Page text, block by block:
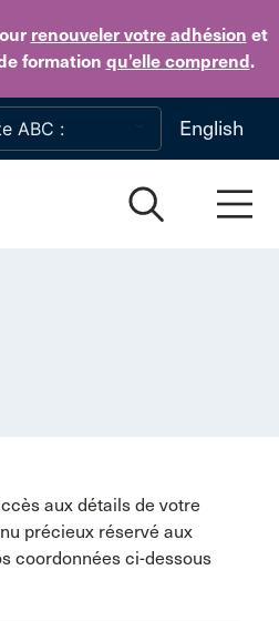
renouveler votre adhésion et
formation qu’elle comprend.
Skip to main content
English
aux détails de votre
précieux réservé aux
coordonnées ci-dessous